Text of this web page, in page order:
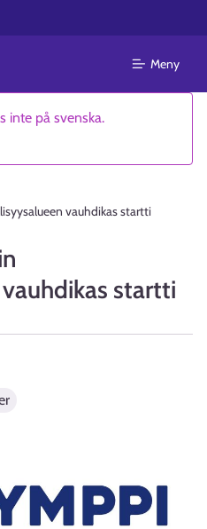
Meny
inte på svenska.
vauhdikas startti
startti